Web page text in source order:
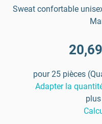
Sweat confortable
pour 25 pièces
Adapter la